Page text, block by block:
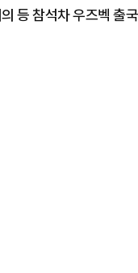
등 참석차 우즈벡 출국